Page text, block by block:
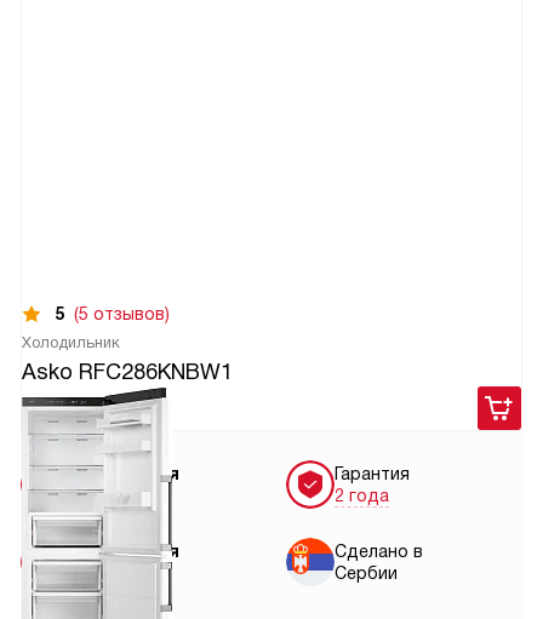
5 (5 отзывов)
Холодильник
Asko RFC286KNBW1
89 900руб.
Бесплатная
доставка
Бесплатная
установка
Гарантия
2 года
Сделано в
Сербии